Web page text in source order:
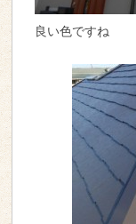
良い色ですね